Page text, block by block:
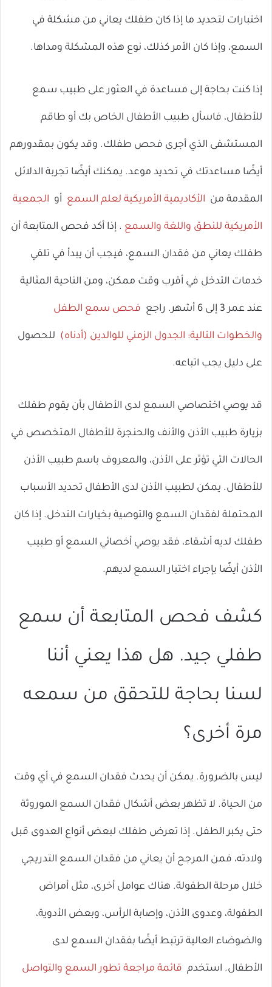
اختبارات لتحديد ما إذا كان طفلك يعاني من مشكلة في
السمع، وإذا كان الأمر كذلك، نوع هذه المشكلة ومداها.
إذا كنت بحاجة إلى مساعدة في العثور على طبيب سمع
للأطفال، فاسأل طبيب الأطفال الخاص بك أو طاقم
المستشفى الذي أجرى فحص طفلك. وقد يكون بمقدورهم
أيضًا مساعدتك في تحديد موعد. يمكنك أيضًا تجربة الدلائل
المقدمة من الأكاديمية الأمريكية لعلم السمع أو الجمعية
الأمريكية للنطق واللغة والسمع . إذا أكد فحص المتابعة أن
طفلك يعاني من فقدان السمع، فيجب أن يبدأ في تلقي
خدمات التدخل في أقرب وقت ممكن، ومن الناحية المثالية
عند عمر 3 إلى 6 أشهر. راجع فحص سمع الطفل
والخطوات التالية: الجدول الزمني للوالدين (أدناه) للحصول
على دليل يجب اتباعه.
قد يوصي اختصاصي السمع لدى الأطفال بأن يقوم طفلك
بزيارة طبيب الأذن والأنف والحنجرة للأطفال المتخصص في
الحالات التي تؤثر على الأذن، والمعروف باسم طبيب الأذن
للأطفال. يمكن لطبيب الأذن لدى الأطفال تحديد الأسباب
المحتملة لفقدان السمع والتوصية بخيارات التدخل. إذا كان
طفلك لديه أشقاء، فقد يوصي أخصائي السمع أو طبيب
الأذن أيضًا بإجراء اختبار السمع لديهم.
كشف فحص المتابعة أن سمع
طفلي جيد. هل هذا يعني أننا
لسنا بحاجة للتحقق من سمعه
مرة أخرى؟
ليس بالضرورة. يمكن أن يحدث فقدان السمع في أي وقت
من الحياة. لا تظهر بعض أشكال فقدان السمع الموروثة
حتى يكبر الطفل. إذا تعرض طفلك لبعض أنواع العدوى قبل
ولادته، فمن المرجح أن يعاني من فقدان السمع التدريجي
خلال مرحلة الطفولة. هناك عوامل أخرى، مثل أمراض
الطفولة، وعدوى الأذن، وإصابة الرأس، وبعض الأدوية،
والضوضاء العالية ترتبط أيضًا بفقدان السمع لدى
الأطفال. استخدم قائمة مراجعة تطور السمع والتواصل